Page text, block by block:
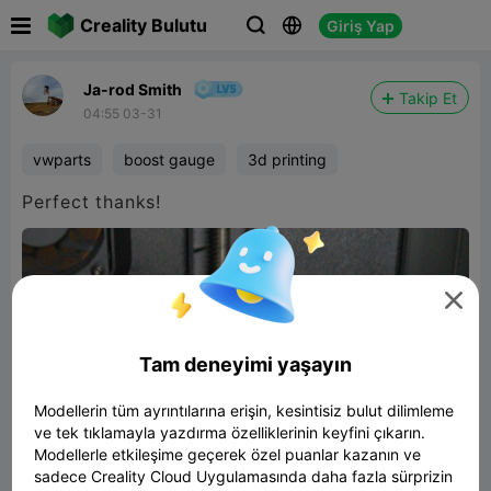
Creality Bulutu   Giriş Yap
Ja-rod Smith
04:55 03-31
Takip Et
vwparts boost gauge 3d printing
Perfect thanks!

Tam deneyimi yaşayın
Modellerin tüm ayrıntılarına erişin, kesintisiz bulut dilimleme
ve tek tıklamayla yazdırma özelliklerinin keyfini çıkarın.
Modellerle etkileşime geçerek özel puanlar kazanın ve
sadece Creality Cloud Uygulamasında daha fazla sürprizin